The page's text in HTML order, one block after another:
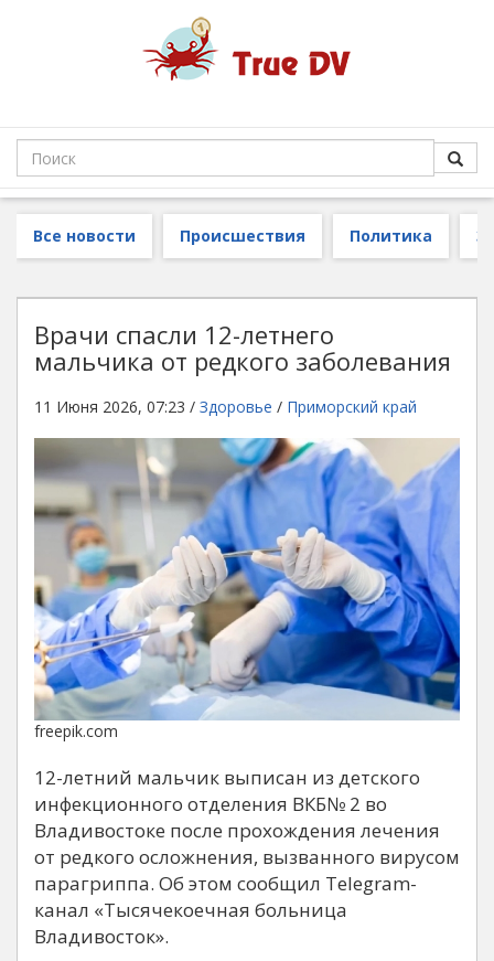
Все новости Происшествия Политика
Врачи спасли 12-летнего
мальчика от редкого заболевания
11 Июня 2026, 07:23 / Здоровье / Приморский край
freepik.com
12-летний мальчик выписан из детского
инфекционного отделения ВКБ№ 2 во
Владивостоке после прохождения лечения
от редкого осложнения, вызванного вирусом
парагриппа. Об этом сообщил Telegram-
канал «Тысячекоечная больница
Владивосток».